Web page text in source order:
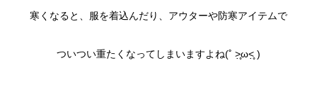
寒くなると、服を着込んだり、アウターや防寒アイテムで
ついつい重たくなってしまいますよね(˚ ˃̣̣̥ω˂̣̣̥ )